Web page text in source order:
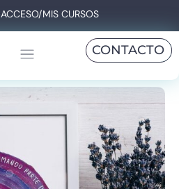
ACCESO/MIS CURSOS
CONTACTO